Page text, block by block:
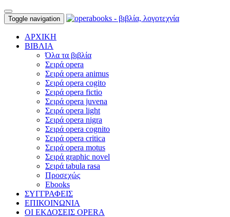
Toggle navigation
ΑΡΧΙΚΗ
ΒΙΒΛΙΑ
Όλα τα βιβλία
Σειρά opera
Σειρά opera animus
Σειρά opera cogito
Σειρά opera fictio
Σειρά opera juvena
Σειρά opera light
Σειρά opera nigra
Σειρά opera cognito
Σειρά opera critica
Σειρά opera motus
Σειρά graphic novel
Σειρά tabula rasa
Προσεχώς
Ebooks
ΣΥΓΓΡΑΦΕΙΣ
ΕΠΙΚΟΙΝΩΝΙΑ
ΟΙ ΕΚΔΟΣΕΙΣ OPERA